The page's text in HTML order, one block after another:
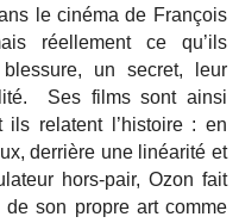
le cinéma de François
réellement ce qu’ils
un secret, leur
Ses films sont ainsi
ils relatent l’histoire : en
derrière une linéarité et
hors-pair, Ozon fait
son propre art comme